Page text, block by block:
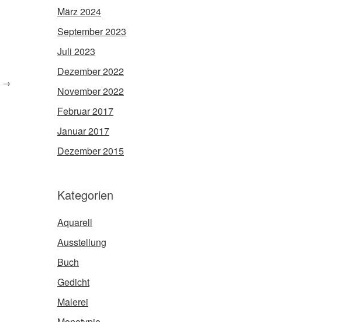
→
März 2024
September 2023
Juli 2023
Dezember 2022
November 2022
Februar 2017
Januar 2017
Dezember 2015
Kategorien
Aquarell
Ausstellung
Buch
Gedicht
Malerei